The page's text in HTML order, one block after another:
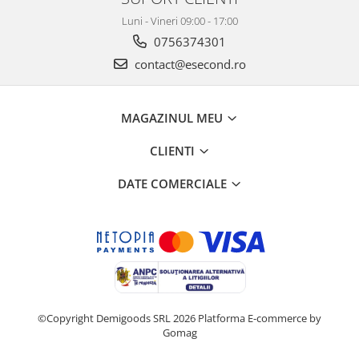
Igiena animale de companie
Mobila si transport animale de
PC, Periferice & Software
Desktop PC & Monitoare
Consumabile
Luni - Vineri 09:00 - 17:00
0756374301
contact@esecond.ro
MAGAZINUL MEU
CLIENTI
DATE COMERCIALE
©Copyright Demigoods SRL 2026 Platforma E-commerce by
Gomag